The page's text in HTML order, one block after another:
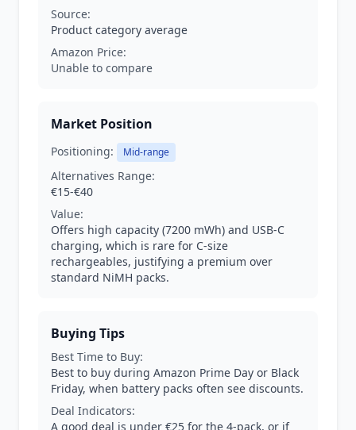
Source:
Product category average
Amazon Price:
Unable to compare
Market Position
Positioning: Mid-range
Alternatives Range:
€15-€40
Value:
Offers high capacity (7200 mWh) and USB-C
charging, which is rare for C-size
rechargeables, justifying a premium over
standard NiMH packs.
Buying Tips
Best Time to Buy:
Best to buy during Amazon Prime Day or Black
Friday, when battery packs often see discounts.
Deal Indicators:
A good deal is under €25 for the 4-pack, or if